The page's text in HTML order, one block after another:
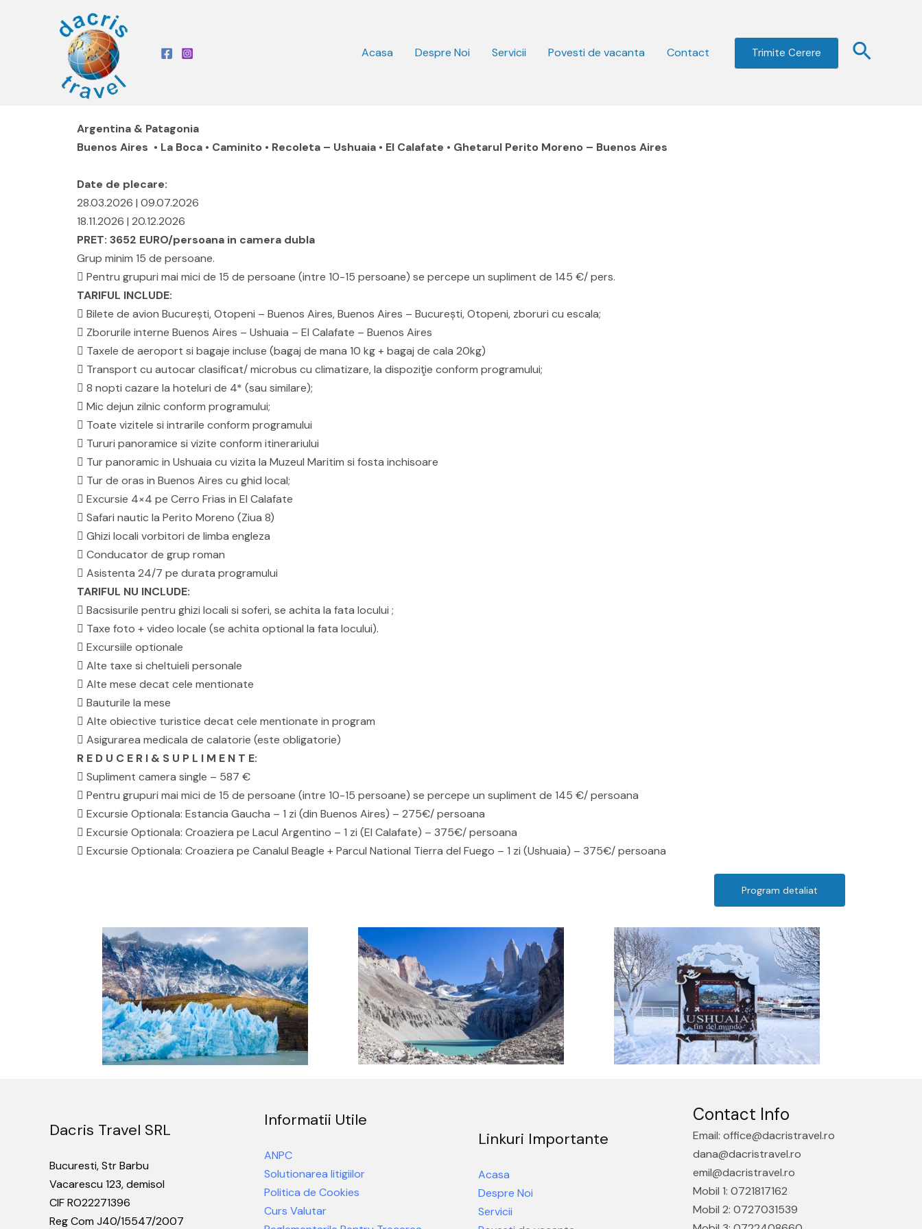
Acasa Despre Noi Servicii Povesti de vacanta Contact Trimite Cerere
Argentina & Patagonia
Buenos Aires • La Boca • Caminito • Recoleta – Ushuaia • El Calafate • Ghetarul Perito Moreno – Buenos Aires
Date de plecare:
28.03.2026 | 09.07.2026
18.11.2026 | 20.12.2026
PRET: 3652 EURO/persoana in camera dubla
Grup minim 15 de persoane.
 Pentru grupuri mai mici de 15 de persoane (intre 10-15 persoane) se percepe un supliment de 145 €/ pers.
TARIFUL INCLUDE:
 Bilete de avion București, Otopeni – Buenos Aires, Buenos Aires – București, Otopeni, zboruri cu escala;
 Zborurile interne Buenos Aires – Ushuaia – El Calafate – Buenos Aires
 Taxele de aeroport si bagaje incluse (bagaj de mana 10 kg + bagaj de cala 20kg)
 Transport cu autocar clasificat/ microbus cu climatizare, la dispoziţie conform programului;
 8 nopti cazare la hoteluri de 4* (sau similare);
 Mic dejun zilnic conform programului;
 Toate vizitele si intrarile conform programului
 Tururi panoramice si vizite conform itinerariului
 Tur panoramic in Ushuaia cu vizita la Muzeul Maritim si fosta inchisoare
 Tur de oras in Buenos Aires cu ghid local;
 Excursie 4×4 pe Cerro Frias in El Calafate
 Safari nautic la Perito Moreno (Ziua 8)
 Ghizi locali vorbitori de limba engleza
 Conducator de grup roman
 Asistenta 24/7 pe durata programului
TARIFUL NU INCLUDE:
 Bacsisurile pentru ghizi locali si soferi, se achita la fata locului ;
 Taxe foto + video locale (se achita optional la fata locului).
 Excursiile optionale
 Alte taxe si cheltuieli personale
 Alte mese decat cele mentionate
 Bauturile la mese
 Alte obiective turistice decat cele mentionate in program
 Asigurarea medicala de calatorie (este obligatorie)
R E D U C E R I & S U P L I M E N T E:
 Supliment camera single – 587 €
 Pentru grupuri mai mici de 15 de persoane (intre 10-15 persoane) se percepe un supliment de 145 €/ persoana
 Excursie Optionala: Estancia Gaucha – 1 zi (din Buenos Aires) – 275€/ persoana
 Excursie Optionala: Croaziera pe Lacul Argentino – 1 zi (El Calafate) – 375€/ persoana
 Excursie Optionala: Croaziera pe Canalul Beagle + Parcul National Tierra del Fuego – 1 zi (Ushuaia) – 375€/ persoana
Program detaliat
Dacris Travel SRL
Bucuresti, Str Barbu
Vacarescu 123, demisol
CIF RO22271396
Reg Com J40/15547/2007
Informatii Utile
ANPC
Solutionarea litigiilor
Politica de Cookies
Curs Valutar
Linkuri Importante
Acasa
Despre Noi
Servicii
Contact Info
Email: office@dacristravel.ro
dana@dacristravel.ro
emil@dacristravel.ro
Mobil 1: 0721817162
Mobil 2: 0727031539